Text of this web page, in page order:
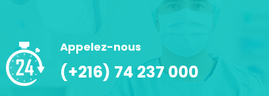
Appelez-nous
(+216) 74 237 000